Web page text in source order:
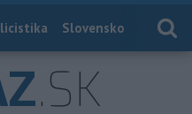
Slovensko
.SK